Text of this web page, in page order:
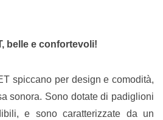
, belle e confortevoli!
spiccano per design e comodità,
sonora. Sono dotate di padiglioni
e sono caratterizzate da un